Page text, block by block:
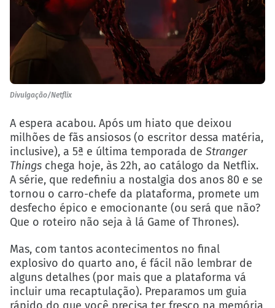
Divulgação/Netflix
A espera acabou. Após um hiato que deixou
milhões de fãs ansiosos (o escritor dessa matéria,
inclusive), a 5ª e última temporada de Stranger
Things chega hoje, às 22h, ao catálogo da Netflix.
A série, que redefiniu a nostalgia dos anos 80 e se
tornou o carro-chefe da plataforma, promete um
desfecho épico e emocionante (ou será que não?
Que o roteiro não seja à lá Game of Thrones).
Mas, com tantos acontecimentos no final
explosivo do quarto ano, é fácil não lembrar de
alguns detalhes (por mais que a plataforma vá
incluir uma recaptulação). Preparamos um guia